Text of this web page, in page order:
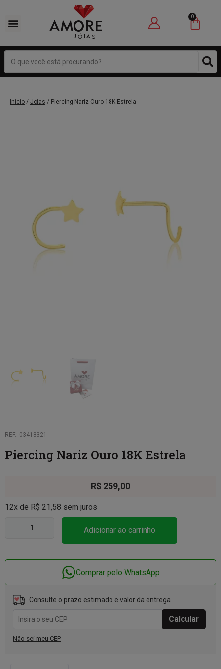
0
Início / Joias / Piercing Nariz Ouro 18K Estrela
REF.: 03418321
Piercing Nariz Ouro 18K Estrela
R$ 259,00
12x de R$ 21,58 sem juros
Adicionar ao carrinho
Comprar pelo WhatsApp
Consulte o prazo estimado e valor da entrega
Não sei meu CEP